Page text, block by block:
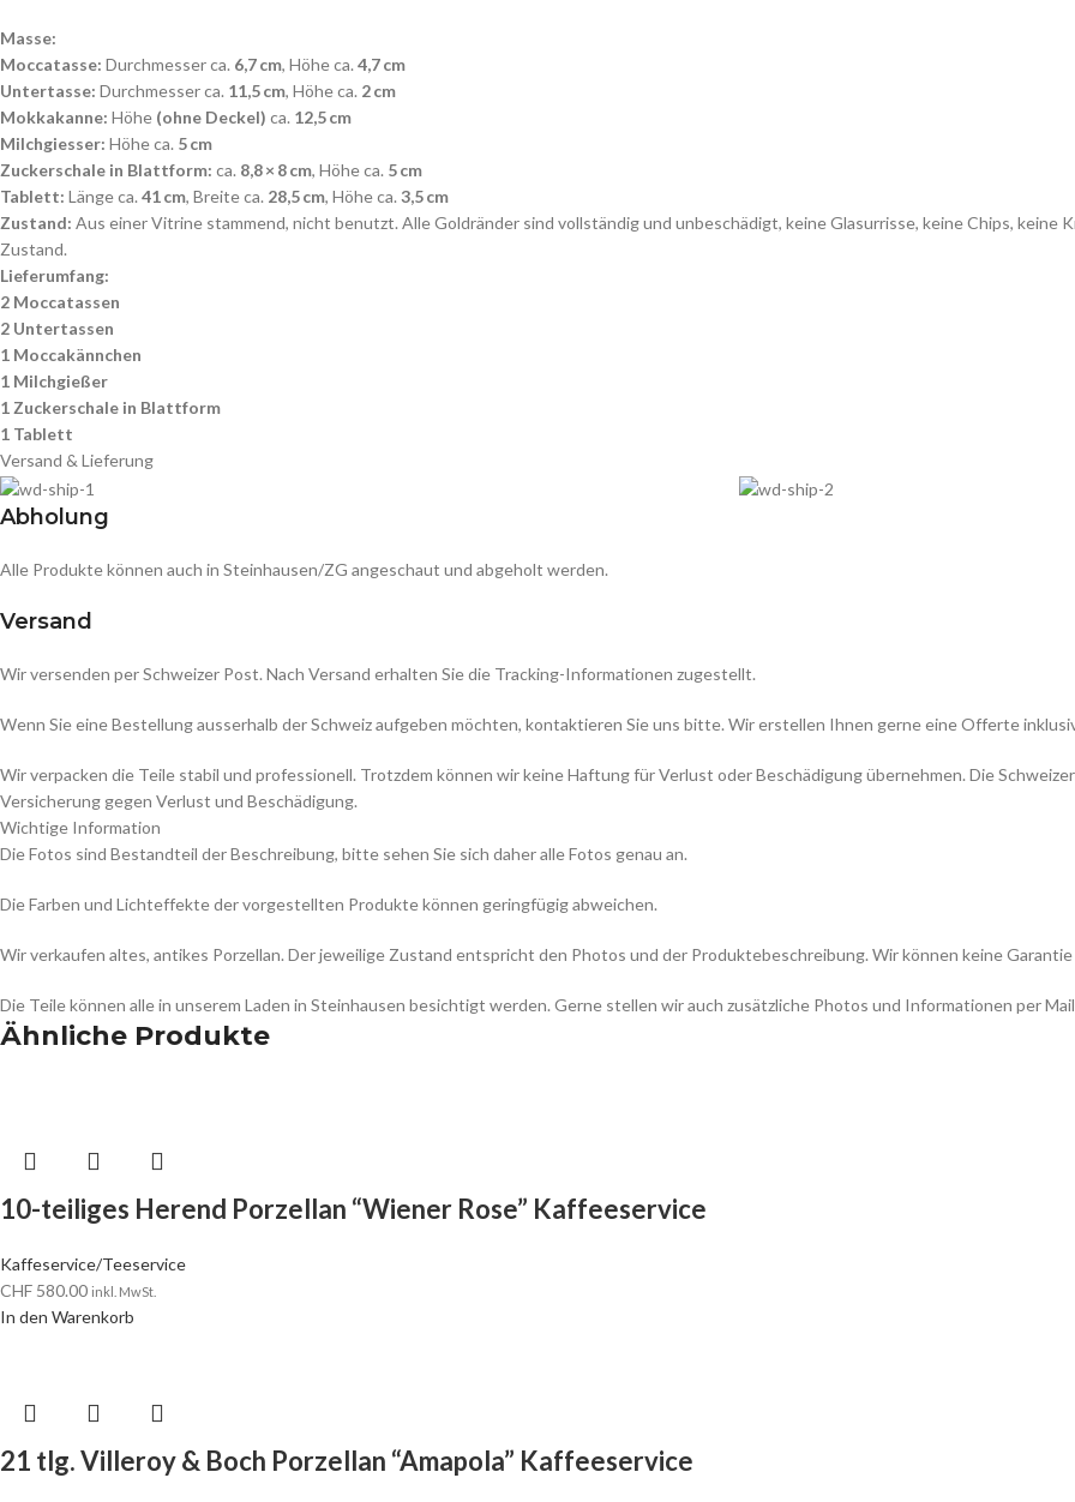
Masse:
Moccatasse: Durchmesser ca. 6,7 cm, Höhe ca.4,7 cm
Untertasse: Durchmesser ca. 11,5 cm, Höhe ca. 2 cm
Mokkakanne: Höhe (ohne Deckel) ca. 12,5 cm
Milchgiesser: Höhe ca. 5 cm
Zuckerschale in Blattform: ca. 8,8 × 8 cm, Höhe ca. 5 cm
Tablett: Länge ca.41 cm, Breite ca. 28,5 cm, Höhe ca.3,5 cm
Zustand: Aus einer Vitrine stammend, nicht benutzt. Alle Goldränder sind vollständig und unbeschädigt, keine Glasurrisse, keine Chips, keine
Zustand.
Lieferumfang:
2 Moccatassen
2 Untertassen
1 Moccakännchen
1 Milchgießer
1 Zuckerschale in Blattform
1 Tablett
Versand & Lieferung
Abholung
Alle Produkte können auch in Steinhausen/ZG angeschaut und abgeholt werden.
Versand
Wir versenden per Schweizer Post. Nach Versand erhalten Sie die Tracking-Informationen zugestellt.
Wenn Sie eine Bestellung ausserhalb der Schweiz aufgeben möchten, kontaktieren Sie uns bitte. Wir erstellen Ihnen gerne eine Offerte
Wir verpacken die Teile stabil und professionell. Trotzdem können wir keine Haftung für Verlust oder Beschädigung übernehmen. Die
Versicherung gegen Verlust und Beschädigung.
Wichtige Information
Die Fotos sind Bestandteil der Beschreibung, bitte sehen Sie sich daher alle Fotos genau an.
Die Farben und Lichteffekte der vorgestellten Produkte können geringfügig abweichen.
Wir verkaufen altes, antikes Porzellan. Der jeweilige Zustand entspricht den Photos und der Produktebeschreibung. Wir können keine
Die Teile können alle in unserem Laden in Steinhausen besichtigt werden. Gerne stellen wir auch zusätzliche Photos und Informationen per Mail
Ähnliche Produkte
10-teiliges Herend Porzellan “Wiener Rose” Kaffeeservice
Kaffeservice/Teeservice
CHF 580.00 inkl. MwSt.
In den Warenkorb
21 tlg. Villeroy & Boch Porzellan “Amapola” Kaffeeservice